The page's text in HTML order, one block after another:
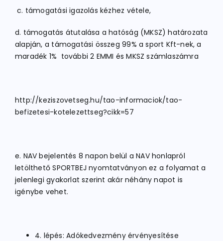
c. támogatási igazolás kézhez vétele,
d. támogatás átutalása a hatóság (MKSZ) határozata
alapján, a támogatási összeg 99% a sport Kft-nek, a
maradék 1% további 2 EMMI és MKSZ számlaszámra
http://keziszovetseg.hu/tao-informaciok/tao-
befizetesi-kotelezettseg?cikk=57
e. NAV bejelentés 8 napon belül a NAV honlapról
letölthető SPORTBEJ nyomtatványon ez a folyamat a
jelenlegi gyakorlat szerint akár néhány napot is
igénybe vehet.
4. lépés: Adókedvezmény érvényesítése